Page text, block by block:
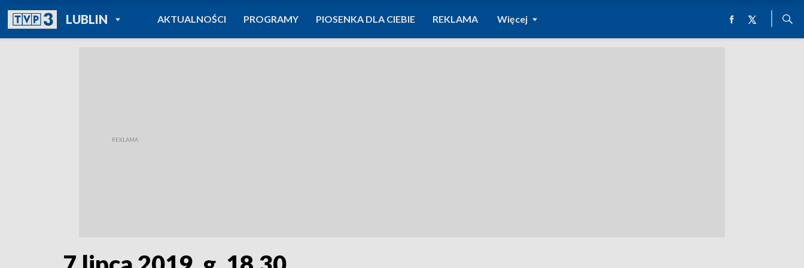
LUBLINPOWRÓT DO
TVP REGIONY
AKTUALNOŚCI PROGRAMY PIOSENKA DLA CIEBIE REKLAMA Więcej